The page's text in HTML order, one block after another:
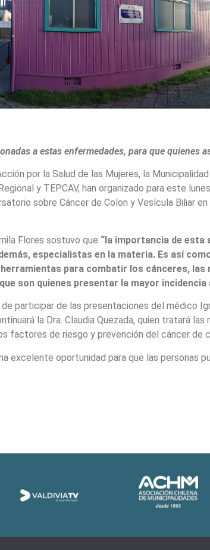
a estas enfermedades, para que quienes
por la Salud de las Mujeres, la
y TEPCAV, han organizado para este
sobre Cáncer de Colon y Vesícula Biliar
Flores sostuvo que “la importancia de
especialistas en la materia. Es así
para combatir los cánceres,
son quienes presentar la mayor incidencia
participar de las presentaciones del médico
la Dra. Claudia Quezada, quien tratará
factores de riesgo y prevención del cáncer de
excelente oportunidad para que las personas